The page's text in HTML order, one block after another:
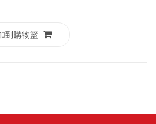
到購物籃